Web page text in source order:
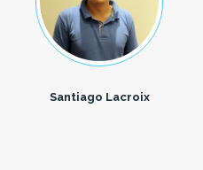
Santiago Lacroix